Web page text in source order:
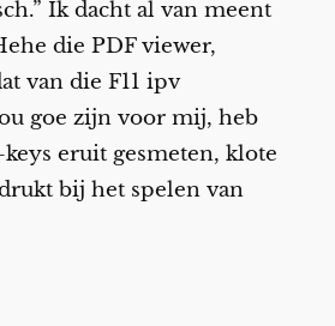
Ik dacht al van meent
die PDF viewer,
van die F11 ipv
goe zijn voor mij, heb
eruit gesmeten, klote
bij het spelen van